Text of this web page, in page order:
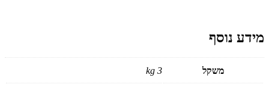
מידע נוסף
משקל 3 kg